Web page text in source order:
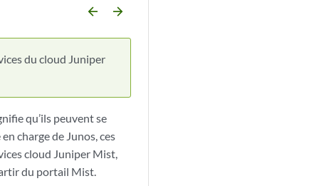
arrow_backward arrow_forward
du cloud Juniper
qu’ils peuvent se
charge de Junos, ces
cloud Juniper Mist,
du portail Mist.